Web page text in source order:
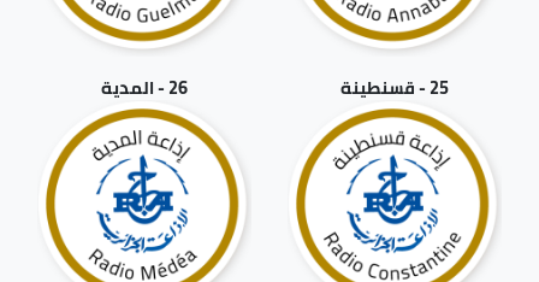
25 - قسنطينة 26 - المدية